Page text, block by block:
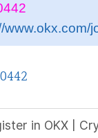
www.okx.com/